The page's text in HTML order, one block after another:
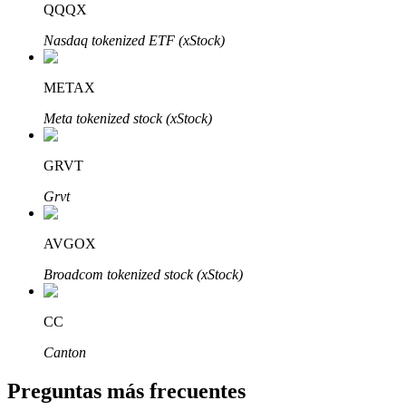
Bitrue Partners
Afiliados de Bitrue
¡Hasta un 65% de comisiones!
QQQX
Nasdaq tokenized ETF (xStock)
METAX
Meta tokenized stock (xStock)
GRVT
Grvt
AVGOX
Broadcom tokenized stock (xStock)
CC
Canton
Preguntas más frecuentes